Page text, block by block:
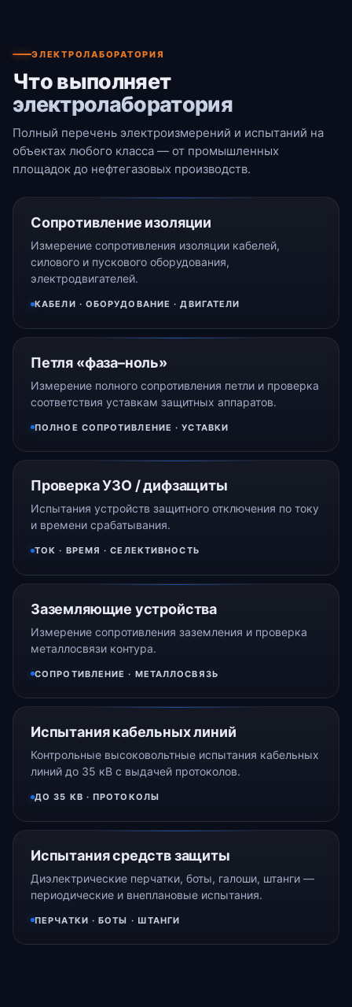
ЭЛЕКТРОЛАБОРАТОРИЯ
Что выполняет
электролаборатория
Полный перечень электроизмерений и испытаний на
объектах любого класса — от промышленных
площадок до нефтегазовых производств.
Сопротивление изоляции
Измерение сопротивления изоляции кабелей,
силового и пускового оборудования,
электродвигателей.
КАБЕЛИ · ОБОРУДОВАНИЕ · ДВИГАТЕЛИ
Петля «фаза–ноль»
Измерение полного сопротивления петли и проверка
соответствия уставкам защитных аппаратов.
ПОЛНОЕ СОПРОТИВЛЕНИЕ · УСТАВКИ
Проверка УЗО / дифзащиты
Испытания устройств защитного отключения по току
и времени срабатывания.
ТОК · ВРЕМЯ · СЕЛЕКТИВНОСТЬ
Заземляющие устройства
Измерение сопротивления заземления и проверка
металлосвязи контура.
СОПРОТИВЛЕНИЕ · МЕТАЛЛОСВЯЗЬ
Испытания кабельных линий
Контрольные высоковольтные испытания кабельных
линий до 35 кВ с выдачей протоколов.
ДО 35 КВ · ПРОТОКОЛЫ
Испытания средств защиты
Диэлектрические перчатки, боты, галоши, штанги —
периодические и внеплановые испытания.
ПЕРЧАТКИ · БОТЫ · ШТАНГИ